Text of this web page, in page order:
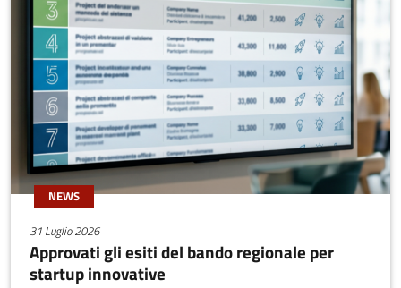
NEWS
31 Luglio 2026
Approvati gli esiti del bando regionale per
startup innovative